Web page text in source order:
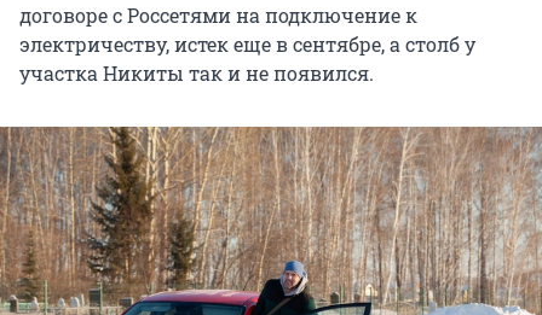
договоре с Россетями на подключение к
электричеству, истек еще в сентябре, а столб у
участка Никиты так и не появился.